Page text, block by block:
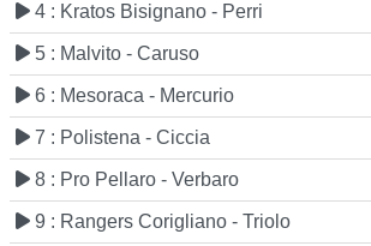
4 : Kratos Bisignano - Perri
5 : Malvito - Caruso
6 : Mesoraca - Mercurio
7 : Polistena - Ciccia
8 : Pro Pellaro - Verbaro
9 : Rangers Corigliano - Triolo